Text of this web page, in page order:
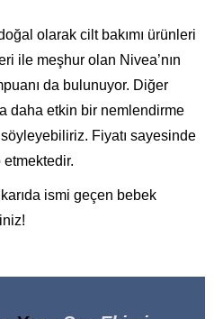
olarak cilt bakımı ürünleri
ile meşhur olan Nivea’nın
da bulunuyor. Diğer
daha etkin bir nemlendirme
Fiyatı sayesinde
ismi geçen bebek